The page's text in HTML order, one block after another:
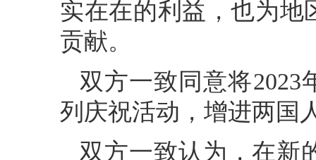
实在在的利益，也为地
贡献。
双方一致同意将2023
列庆祝活动，增进两国
双方一致认为，在新